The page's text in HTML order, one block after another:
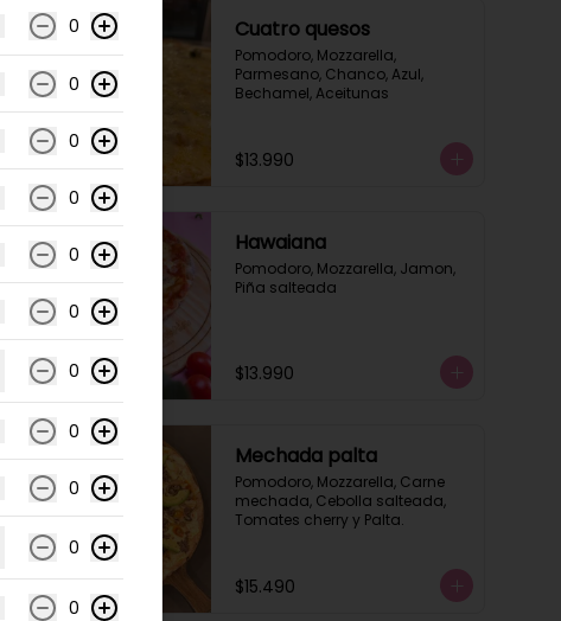
Cuatro quesos
Pomodoro, Mozzarella,
Parmesano, Chanco, Azul,
Bechamel, Aceitunas
$13.990
Hawaiana
Pomodoro, Mozzarella, Jamon,
Piña salteada
$13.990
Mechada palta
Pomodoro, Mozzarella, Carne
mechada, Cebolla salteada,
Tomates cherry y Palta.
$15.490
0
0
0
0
0
0
0
0
0
0
0